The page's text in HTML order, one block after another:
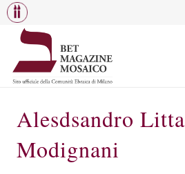
Alesdsandro Litta
Modignani